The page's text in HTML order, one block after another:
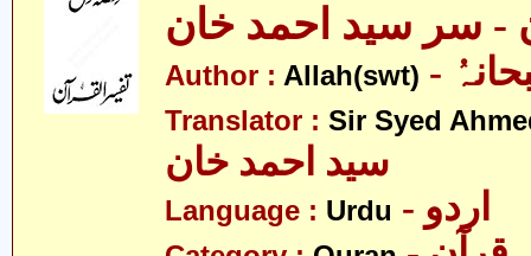
- سر سید احمد خان
Author : Allah(swt)
Translator : Sir Syed
سید احمد خان
Language : Urdu - اردو